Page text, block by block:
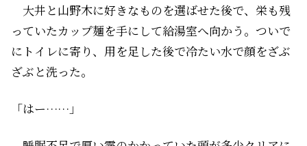
大井と山野木に好きなものを選ばせた後で、栄も残
っていたカップ麺を手にして給湯室へ向かう。ついで
にトイレに寄り、用を足した後で冷たい水で顔をざぶ
ざぶと洗った。
「はー……」